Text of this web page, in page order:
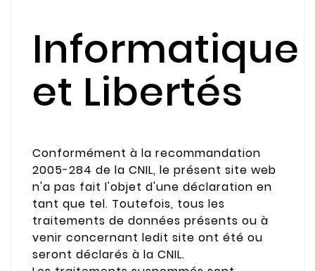
Informatique
et Libertés
Conformément à la recommandation
2005-284 de la CNIL, le présent site web
n'a pas fait l'objet d'une déclaration en
tant que tel. Toutefois, tous les
traitements de données présents ou à
venir concernant ledit site ont été ou
seront déclarés à la CNIL.